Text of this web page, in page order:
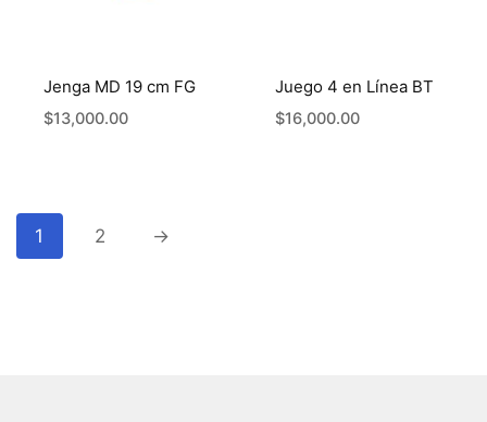
Jenga MD 19 cm FG
$13,000.00
Juego 4 en Línea BT
$16,000.00
1 2 →